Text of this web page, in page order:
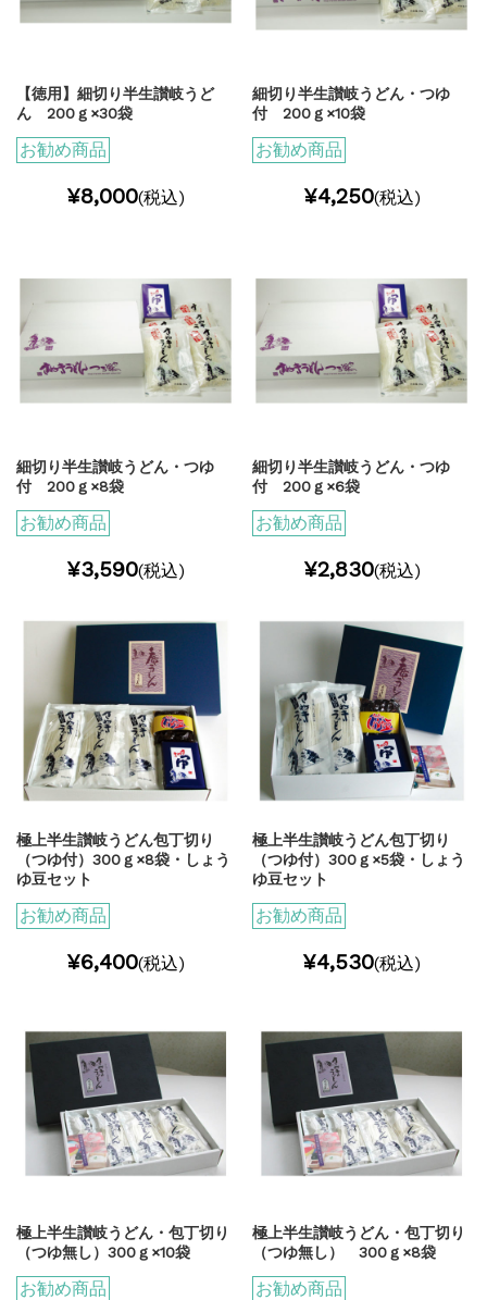
【徳用】細切り半生讃岐うど
ん 200ｇ×30袋
お勧め商品
¥8,000(税込)
細切り半生讃岐うどん・つゆ
付 200ｇ×10袋
お勧め商品
¥4,250(税込)
細切り半生讃岐うどん・つゆ
付 200ｇ×8袋
お勧め商品
¥3,590(税込)
細切り半生讃岐うどん・つゆ
付 200ｇ×6袋
お勧め商品
¥2,830(税込)
極上半生讃岐うどん包丁切り
（つゆ付）300ｇ×8袋・しょう
ゆ豆セット
お勧め商品
¥6,400(税込)
極上半生讃岐うどん包丁切り
（つゆ付）300ｇ×5袋・しょう
ゆ豆セット
お勧め商品
¥4,530(税込)
極上半生讃岐うどん・包丁切り
（つゆ無し）300ｇ×10袋
お勧め商品
極上半生讃岐うどん・包丁切り
（つゆ無し） 300ｇ×8袋
お勧め商品